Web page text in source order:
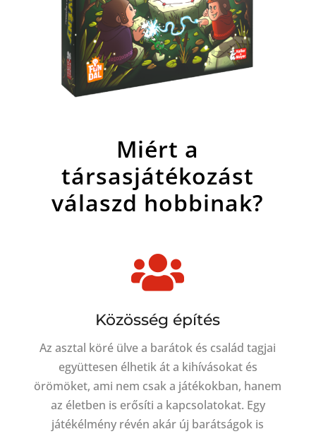
Miért a
társasjátékozást
válaszd hobbinak?

Közösség építés
Az asztal köré ülve a barátok és család tagjai
együttesen élhetik át a kihívásokat és
örömöket, ami nem csak a játékokban, hanem
az életben is erősíti a kapcsolatokat. Egy
játékélmény révén akár új barátságok is